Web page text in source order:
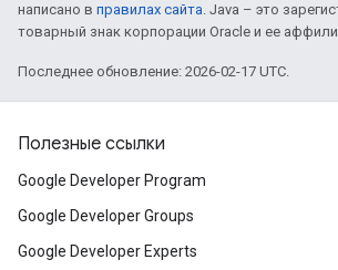
написано в правилах сайта. Java – это
товарный знак корпорации Oracle и ее
Последнее обновление: 2026-02-17 UTC.
Полезные ссылки
Google Developer Program
Google Developer Groups
Google Developer Experts